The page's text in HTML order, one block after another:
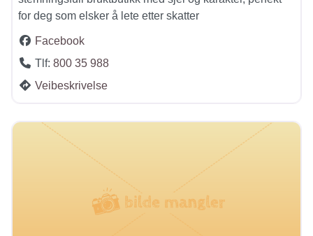
for deg som elsker å lete etter skatter
Facebook
Tlf: 800 35 988
Veibeskrivelse